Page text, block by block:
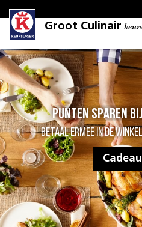
Groot Culinair
Punten sparen
Betaal ermee in de